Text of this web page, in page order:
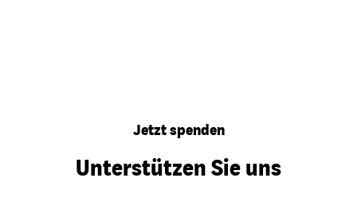
Jetzt spenden
Unterstützen Sie uns